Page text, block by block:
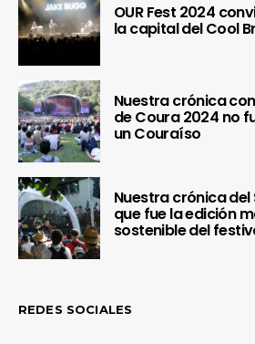
OUR Fest 2024
la capital del Cool
Nuestra crónica
de Coura 2024 no
un Couraíso
Nuestra crónica
que fue la edición
sostenible del
REDES SOCIALES